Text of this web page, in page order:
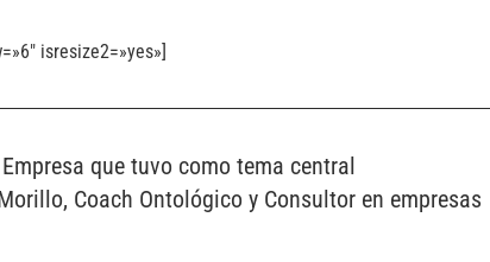
isresize2=»yes»]
que tuvo como tema central
Coach Ontológico y Consultor en empresas